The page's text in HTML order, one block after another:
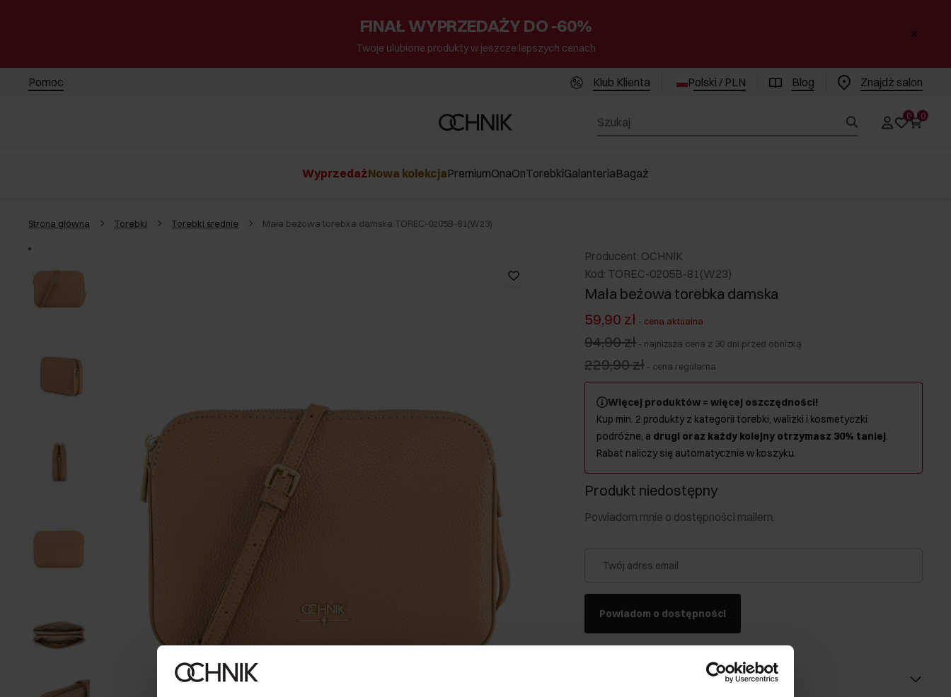
FINAŁ WYPRZEDAŻY DO -60%
Twoje ulubione produkty w jeszcze lepszych cenach
Pomoc Klub Klienta Polski / PLN Blog Znajdż salon
0 0
WyprzedażNowa kolekcjaPremiumOnaOnTorebkiGalanteriaBagaż
Strona główna Torebki Torebki średnie Mała beżowa torebka damska TOREC-0205B-81(W23)
Producent: OCHNIK
Kod: TOREC-0205B-81(W23)
Mała beżowa torebka damska
59,90 zł - cena aktualna
94,90 zł - najniższa cena z 30 dni przed obniżką
229,90 zł - cena regularna
Więcej produktów = więcej oszczędności!
Kup min. 2 produkty z kategorii torebki, walizki i kosmetyczki
podróżne, a drugi oraz każdy kolejny otrzymasz 30% taniej.
Rabat naliczy się automatycznie w koszyku.
Produkt niedostępny
Powiadom mnie o dostępności mailem.
Twój adres email
Powiadom o dostępności